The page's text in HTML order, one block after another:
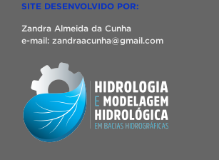
SITE DESENVOLVIDO POR:
Zandra Almeida da Cunha
e-mail: zandraacunha@gmail.com